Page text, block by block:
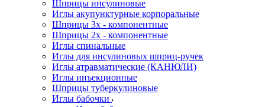
Шприцы инсулиновые
Иглы акупунктурные корпоральные
Шприцы 3х - компонентные
Шприцы 2х - компонентные
Иглы спинальные
Иглы для инсулиновых шприц-ручек
Иглы атравматические (КАНЮЛИ)
Иглы инъекционные
Шприцы туберкулиновые
Иглы бабочки